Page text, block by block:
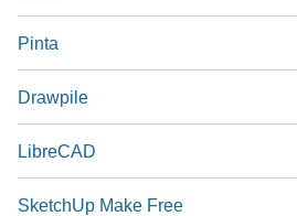
Pinta
Drawpile
LibreCAD
SketchUp Make Free